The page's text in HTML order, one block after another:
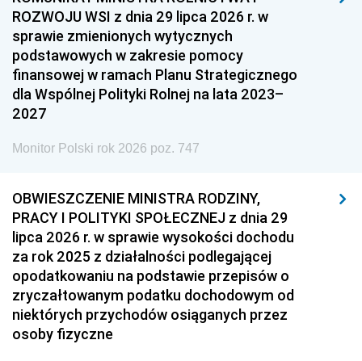
ROZWOJU WSI z dnia 29 lipca 2026 r. w
sprawie zmienionych wytycznych
podstawowych w zakresie pomocy
finansowej w ramach Planu Strategicznego
dla Wspólnej Polityki Rolnej na lata 2023–
2027
Monitor Polski rok 2026 poz. 747
OBWIESZCZENIE MINISTRA RODZINY,
PRACY I POLITYKI SPOŁECZNEJ z dnia 29
lipca 2026 r. w sprawie wysokości dochodu
za rok 2025 z działalności podlegającej
opodatkowaniu na podstawie przepisów o
zryczałtowanym podatku dochodowym od
niektórych przychodów osiąganych przez
osoby fizyczne